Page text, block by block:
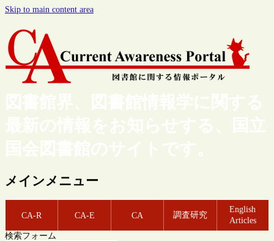
Skip to main content area
図書館界、図書館情報学に関する
最新の情報をお知らせする、国立
国会図書館のサイトです。
メインメニュー
CA-R CA-E CA 調査研究
English
Articles
検索フォーム